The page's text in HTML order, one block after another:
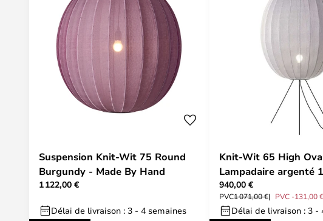
Suspension Knit-Wit 75 Round
Burgundy - Made By Hand
1 122,00 €
Délai de livraison : 3 - 4 semaines
Knit-Wit 65 High
Lampadaire argenté
Made By Hand
940,00 €
PVC1 071,00 € PVC -131,00 €
Délai de livraison : 3 -